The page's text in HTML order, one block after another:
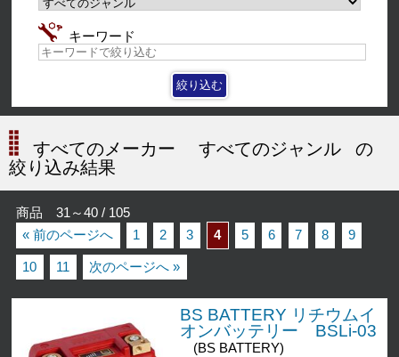
キーワード
すべてのメーカー すべてのジャンル
の
絞り込み結果
商品 31～40 / 105
« 前のページへ
1 2 3 4 5 6 7 8 9
10 11 次のページへ »
BS BATTERY リチウムイ
オンバッテリー BSLi-03
(BS BATTERY)